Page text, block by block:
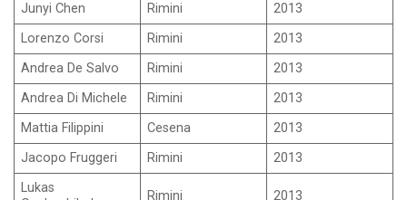
Junyi Chen
Rimini
2013
Lorenzo Corsi
Rimini
2013
Andrea De Salvo
Rimini
2013
Andrea Di Michele
Rimini
2013
Mattia Filippini
Cesena
2013
Jacopo Fruggeri
Rimini
2013
Lukas
Rimini 2013